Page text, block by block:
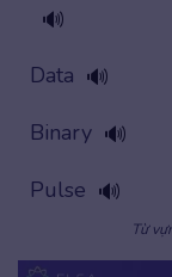
🔊
Data 🔊
Binary 🔊
Pulse 🔊
Từ